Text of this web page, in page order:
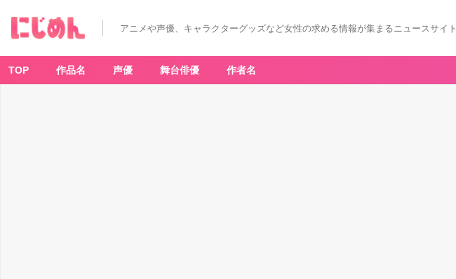
アニメや声優、キャラクターグッズなど女性の求める情報が集まるニュースサイト
TOP 作品名 声優 舞台俳優 作者名